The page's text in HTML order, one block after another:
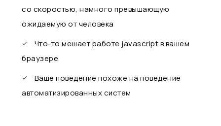
со скоростью, намного превышающую
ожидаемую от человека
Что-то мешает работе javascript в вашем
браузере
Ваше поведение похоже на поведение
автоматизированных систем